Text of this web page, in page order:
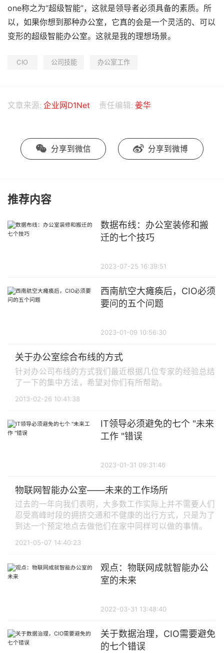
one称之为“超级智能”，这就是领导者必须具备的素质。所
以，如果你想到那种办公室，它真的会是一个灵活的、可以
变形的超级智能办公室。这就是我的理想场景。
CIO 公司技能 办公室工作
文章来源: 企业网D1Net 责任编辑: 姜华
分享到微信 分享到微博
推荐内容
数据布线：办公室装修和搬
迁的七个技巧
2023-07-25 16:39:51
西南航空大瘫痪后，CIO必须
要问的五个问题
2023-01-09 10:56:30
关于办公室综合布线的方式
针对办公司布线的方式我们最近根据几位专家的经验总结
了一下的集中方法，希望对你们有所帮助。
2013-02-26 10:41:38
IT领导必须避免的七个 "未来
工作 "错误
2023-01-31 09:31:46
物联网智能办公室——未来的工作场所
过去的一年向我们表明，大多数工作实际上并不需要人们
忍受高峰时段的拥挤交通和不健康的出行方式，只是为了
到达一个预定地点去做他们在家中同样可以做的事情。
2021-05-07 14:40:23
观点：物联网成就智能办公
室的未来
2022-03-31 13:48:40
关于数据治理，CIO需要避免
的七个错误